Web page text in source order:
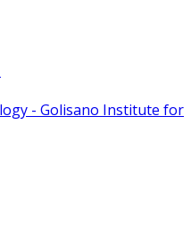
- Golisano Institute for